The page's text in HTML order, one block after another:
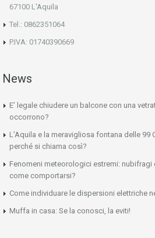
67100 L'Aquila
Tel.: 0862351064
P.IVA: 01740390669
News
E’ legale chiudere un balcone con una
occorrono?
L’Aquila e la meravigliosa fontana delle 99
perché si chiama così?
Fenomeni meteorologici estremi:
come comportarsi?
Come individuare le dispersioni elettriche
Muffa in casa: Se la conosci, la eviti!